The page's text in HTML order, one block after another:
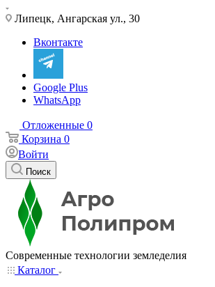
Липецк, Ангарская ул., 30
Вконтакте
Google Plus
WhatsApp
Отложенные 0
Корзина 0
Войти
Поиск
Современные технологии земледелия
Каталог